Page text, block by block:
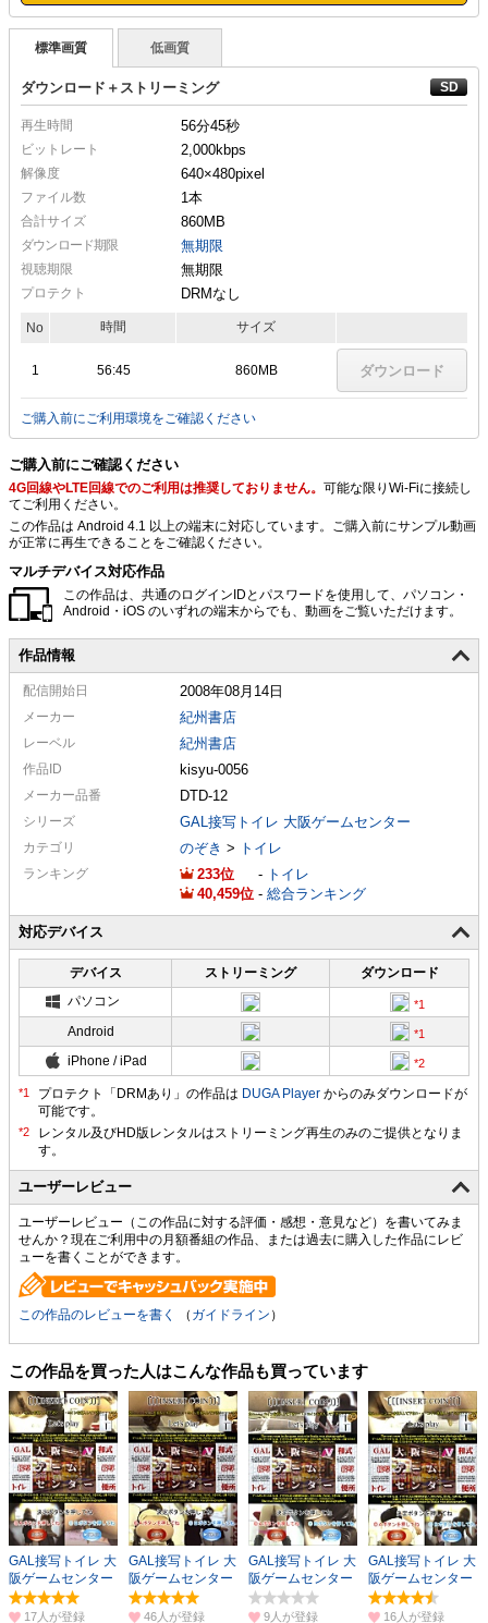
標準画質 低画質
ダウンロード＋ストリーミング
再生時間 56分45秒
ビットレート 2,000kbps
解像度 640×480pixel
ファイル数 1本
合計サイズ 860MB
ダウンロード期限 無期限
視聴期限 無期限
プロテクト DRMなし
No 時間 サイズ
1 56:45 860MB ダウンロード
ご購入前にご利用環境をご確認ください
ご購入前にご確認ください
4G回線やLTE回線でのご利用は推奨しておりません。 可能な限りWi-Fiに接続し
てご利用ください。
この作品は Android 4.1 以上の端末に対応しています。ご購入前にサンプル動画
が正常に再生できることをご確認ください。
マルチデバイス対応作品
この作品は、共通のログインIDとパスワードを使用して、パソコン・
Android・iOS のいずれの端末からでも、動画をご覧いただけます。
作品情報
配信開始日 2008年08月14日
メーカー 紀州書店
レーベル 紀州書店
作品ID kisyu-0056
メーカー品番 DTD-12
シリーズ GAL接写トイレ 大阪ゲームセンター
カテゴリ のぞき > トイレ
ランキング 233 - トイレ
40,459
- 総合ランキング
対応デバイス
デバイス ストリーミング
ダウンロード
パソコン
Android
iPhone / iPad
プロテクト「DRMあり」の作品は DUGA Player からのみダウンロードが
可能です。
ユーザーレビュー
ユーザーレビュー（この作品に対する評価・感想・意見など）を書いてみま
せんか？現在ご利用中の月額番組の作品、または過去に購入した作品にレビ
ューを書くことができます。
この作品のレビューを書く （ ガイドライン ）
この作品を買った人はこんな作品も買っています
GAL接写トイレ 大
阪ゲームセンター
5
17人
GAL接写トイレ 大
阪ゲームセンター
3
46人
GAL接写トイレ 大
阪ゲームセンター
9
9人
GAL接写トイレ 大
阪ゲームセンター
6
16人